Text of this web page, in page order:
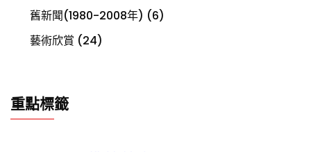
舊新聞(1980-2008年) (6)
藝術欣賞 (24)
重點標籤